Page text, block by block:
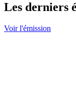
Les derniers
Voir l'émission